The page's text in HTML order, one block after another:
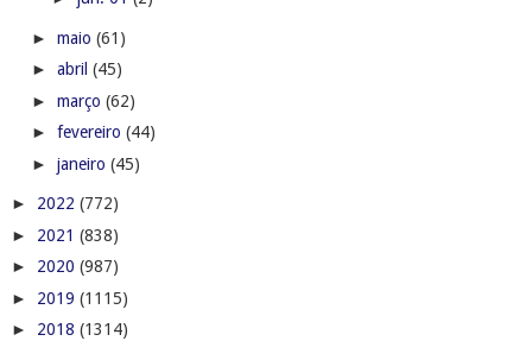
► maio (61)
► abril (45)
► março (62)
► fevereiro (44)
► janeiro (45)
► 2022 (772)
► 2021 (838)
► 2020 (987)
► 2019 (1115)
► 2018 (1314)